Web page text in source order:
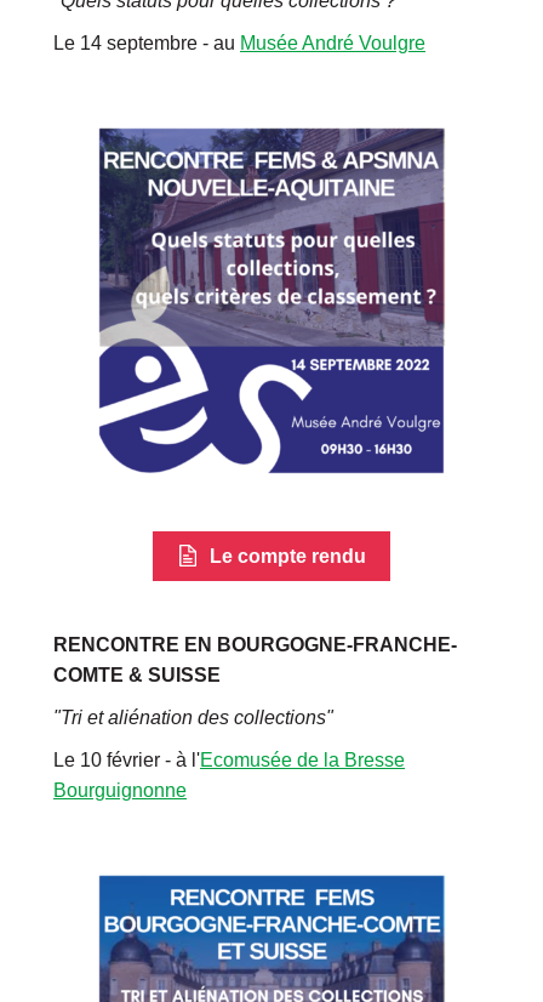
Le 14 septembre - au Musée André Voulgre
Le compte rendu
RENCONTRE EN BOURGOGNE-FRANCHE-
COMTE & SUISSE
"Tri et aliénation des collections"
Le 10 février - à l'Ecomusée de la Bresse
Bourguignonne